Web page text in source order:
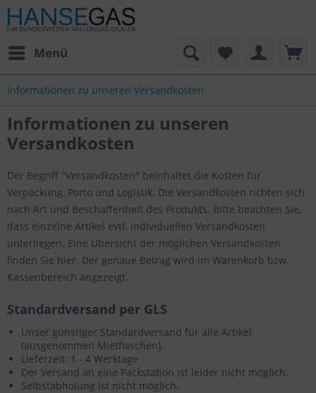
Menü
Informationen zu unseren Versandkosten
Informationen zu unseren
Versandkosten
Der Begriff "Versandkosten" beinhaltet die Kosten für
Verpackung, Porto und Logistik. Die Versandkosten richten sich
nach Art und Beschaffenheit des Produkts. Bitte beachten Sie,
dass einzelne Artikel evtl. individuellen Versandkosten
unterliegen. Eine Übersicht der möglichen Versandkosten
finden Sie hier. Der genaue Betrag wird im Warenkorb bzw.
Kassenbereich angezeigt.
Standardversand per GLS
Unser günstiger Standardversand für alle Artikel
(ausgenommen Mietflaschen).
Lieferzeit: 1 - 4 Werktage
Der Versand an eine Packstation ist leider nicht möglich.
Selbstabholung ist nicht möglich.